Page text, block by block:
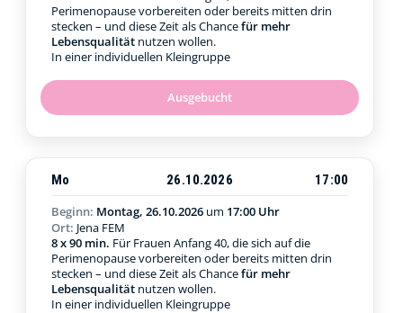
Ausgebucht
Perimenopause vorbereiten oder bereits mitten drin
stecken – und diese Zeit als Chancefür mehr
Lebensqualität nutzen wollen.
In einer individuellen Kleingruppe
Mo 26.10.2026
17:00
Beginn: Montag, 26.10.2026 um 17:00 Uhr
Ort: Jena FEM
8 x 90 min. Für Frauen Anfang 40, die sich auf die
Perimenopause vorbereiten oder bereits mitten drin
stecken – und diese Zeit als Chancefür mehr
Lebensqualität nutzen wollen.
In einer individuellen Kleingruppe